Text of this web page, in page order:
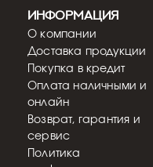
Информация
О компании
Доставка продукции
Покупка в кредит
Оплата наличными и
онлайн
Возврат, гарантия и
сервис
Политика